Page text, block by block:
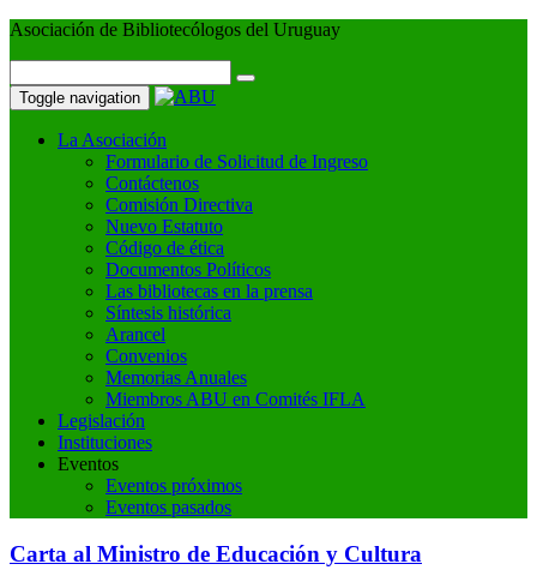
Asociación de Bibliotecólogos del Uruguay
Toggle navigation
La Asociación
Formulario de Solicitud de Ingreso
Contáctenos
Comisión Directiva
Nuevo Estatuto
Código de ética
Documentos Políticos
Las bibliotecas en la prensa
Síntesis histórica
Arancel
Convenios
Memorias Anuales
Miembros ABU en Comités IFLA
Legislación
Instituciones
Eventos
Eventos próximos
Eventos pasados
Carta al Ministro de Educación y Cultura